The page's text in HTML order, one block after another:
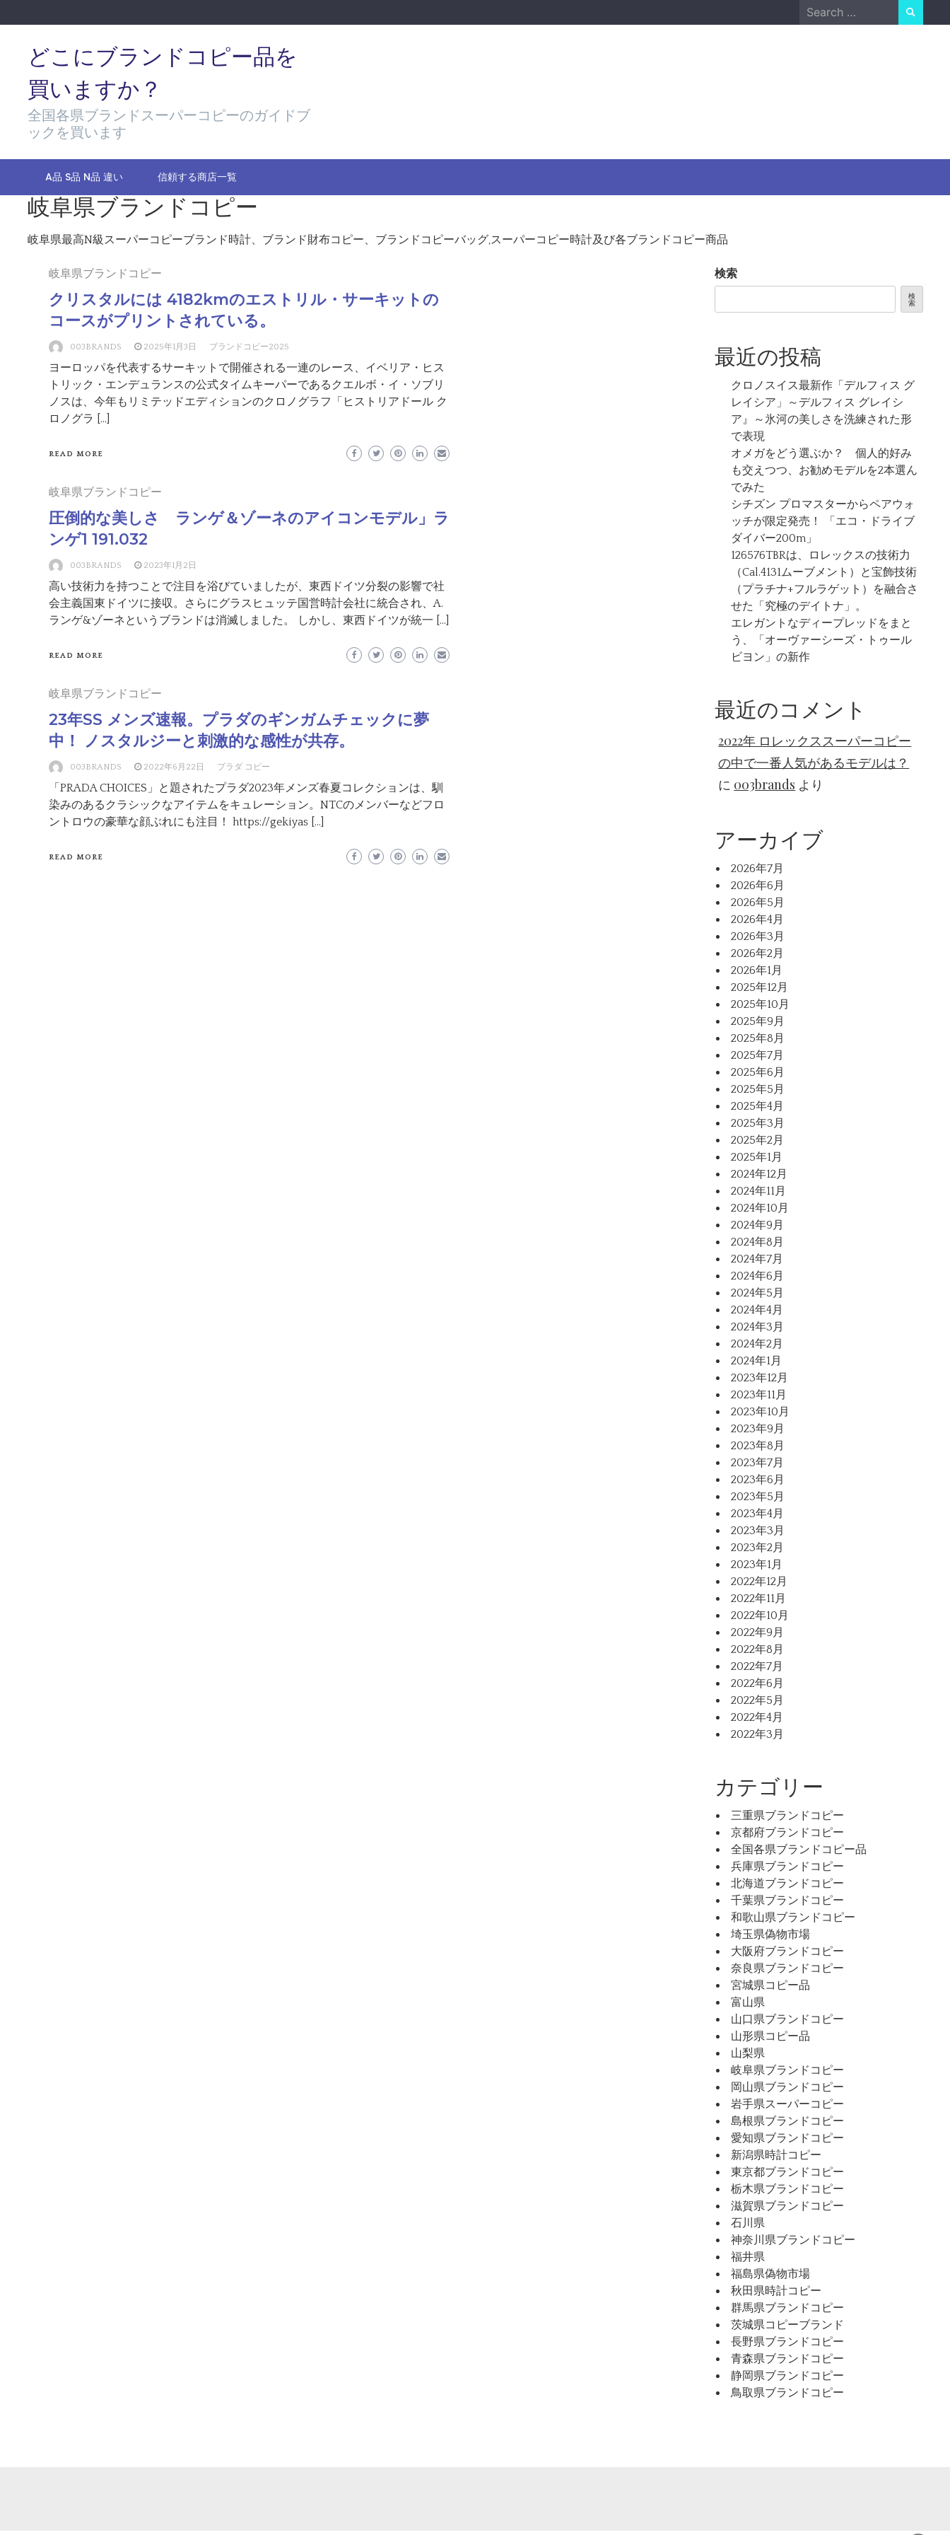
to
Search
for:
どこにブランドコピー品を
買いますか？
全国各県ブランドスーパーコピーのガイドブ
ックを買います
A品 S品 N品 違い 信頼する商店一覧
岐阜県ブランドコピー
岐阜県最高N級スーパーコピーブランド時計、ブランド財布コピー、ブランドコピーバッグ,スーパーコピー時計及び各ブランドコピー商品
岐阜県ブランドコピー
クリスタルには 4182kmのエストリル・サーキットの
コースがプリントされている。
003BRANDS 2025年1月3日 ブランドコピー2025
ヨーロッパを代表するサーキットで開催される一連のレース、イベリア・ヒス
トリック・エンデュランスの公式タイムキーパーであるクエルボ・イ・ソブリ
ノスは、今年もリミテッドエディションのクロノグラフ「ヒストリアドール ク
ロノグラ […]
READ MORE
岐阜県ブランドコピー
圧倒的な美しさ ランゲ＆ゾーネのアイコンモデル」ラ
ンゲ1 191.032
003BRANDS 2023年1月2日
高い技術力を持つことで注目を浴びていましたが、東西ドイツ分裂の影響で社
会主義国東ドイツに接収。さらにグラスヒュッテ国営時計会社に統合され、A.
ランゲ&ゾーネというブランドは消滅しました。 しかし、東西ドイツが統一 […]
READ MORE
岐阜県ブランドコピー
23年SS メンズ速報。プラダのギンガムチェックに夢
中！ ノスタルジーと刺激的な感性が共存。
003BRANDS 2022年6月22日 プラダ コピー
「PRADA CHOICES」と題されたプラダ2023年メンズ春夏コレクションは、馴
染みのあるクラシックなアイテムをキュレーション。NTCのメンバーなどフロ
ントロウの豪華な顔ぶれにも注目！ https://gekiyas […]
READ MORE
検索
検
索
最近の投稿
クロノスイス最新作「デルフィス グ
レイシア」～デルフィス グレイシ
ア』～氷河の美しさを洗練された形
で表現
オメガをどう選ぶか？ 個人的好み
も交えつつ、お勧めモデルを2本選ん
でみた
シチズン プロマスターからペアウォ
ッチが限定発売！ 「エコ・ドライブ
ダイバー200m」
126576TBRは、ロレックスの技術力
（Cal.4131ムーブメント）と宝飾技術
（プラチナ+フルラゲット）を融合さ
せた「究極のデイトナ」。
エレガントなディープレッドをまと
う、「オーヴァーシーズ・トゥール
ビヨン」の新作
最近のコメント
2022年 ロレックススーパーコピー
の中で一番人気があるモデルは？
に 003brands より
アーカイブ
2026年7月
2026年6月
2026年5月
2026年4月
2026年3月
2026年2月
2026年1月
2025年12月
2025年10月
2025年9月
2025年8月
2025年7月
2025年6月
2025年5月
2025年4月
2025年3月
2025年2月
2025年1月
2024年12月
2024年11月
2024年10月
2024年9月
2024年8月
2024年7月
2024年6月
2024年5月
2024年4月
2024年3月
2024年2月
2024年1月
2023年12月
2023年11月
2023年10月
2023年9月
2023年8月
2023年7月
2023年6月
2023年5月
2023年4月
2023年3月
2023年2月
2023年1月
2022年12月
2022年11月
2022年10月
2022年9月
2022年8月
2022年7月
2022年6月
2022年5月
2022年4月
2022年3月
カテゴリー
三重県ブランドコピー
京都府ブランドコピー
全国各県ブランドコピー品
兵庫県ブランドコピー
北海道ブランドコピー
千葉県ブランドコピー
和歌山県ブランドコピー
埼玉県偽物市場
大阪府ブランドコピー
奈良県ブランドコピー
宮城県コピー品
富山県
山口県ブランドコピー
山形県コピー品
山梨県
岐阜県ブランドコピー
岡山県ブランドコピー
岩手県スーパーコピー
島根県ブランドコピー
愛知県ブランドコピー
新潟県時計コピー
東京都ブランドコピー
栃木県ブランドコピー
滋賀県ブランドコピー
石川県
神奈川県ブランドコピー
福井県
福島県偽物市場
秋田県時計コピー
群馬県ブランドコピー
茨城県コピーブランド
長野県ブランドコピー
青森県ブランドコピー
静岡県ブランドコピー
鳥取県ブランドコピー